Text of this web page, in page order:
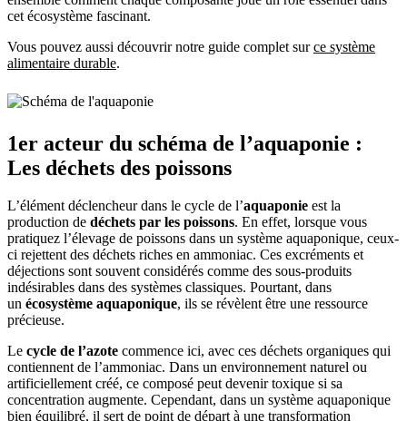
cet écosystème fascinant.
Vous pouvez aussi découvrir notre guide complet surce système
alimentaire durable.
1er acteur du schéma de l’aquaponie :
Les déchets des poissons
L’élément déclencheur dans le cycle de l’aquaponie est la
production de déchets par les poissons. En effet, lorsque vous
pratiquez l’élevage de poissons dans un système aquaponique, ceux-
ci rejettent des déchets riches en ammoniac. Ces excréments et
déjections sont souvent considérés comme des sous-produits
indésirables dans des systèmes classiques. Pourtant, dans
un écosystème aquaponique, ils se révèlent être une ressource
précieuse.
Le cycle de l’azote commence ici, avec ces déchets organiques qui
contiennent de l’ammoniac. Dans un environnement naturel ou
artificiellement créé, ce composé peut devenir toxique si sa
concentration augmente. Cependant, dans un système aquaponique
bien équilibré, il sert de point de départ à une transformation